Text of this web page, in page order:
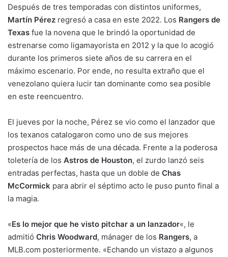
Después de tres temporadas con distintos uniformes,
Martín Pérez regresó a casa en este 2022. Los Rangers de
Texas fue la novena que le brindó la oportunidad de
estrenarse como ligamayorista en 2012 y la que lo acogió
durante los primeros siete años de su carrera en el
máximo escenario. Por ende, no resulta extraño que el
venezolano quiera lucir tan dominante como sea posible
en este reencuentro.
El jueves por la noche, Pérez se vio como el lanzador que
los texanos catalogaron como uno de sus mejores
prospectos hace más de una década. Frente a la poderosa
toletería de los Astros de Houston, el zurdo lanzó seis
entradas perfectas, hasta que un doble de Chas
McCormick para abrir el séptimo acto le puso punto final a
la magia.
«Es lo mejor que he visto pitchar a un lanzador«, le
admitió Chris Woodward, mánager de los Rangers, a
MLB.com posteriormente. «Echando un vistazo a algunos